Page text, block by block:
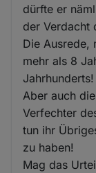
dürfte er
der Verdacht
Die Ausrede,
mehr als 8
Jahrhunderts!
Aber auch
Verfechter
tun ihr
zu haben!
Mag das